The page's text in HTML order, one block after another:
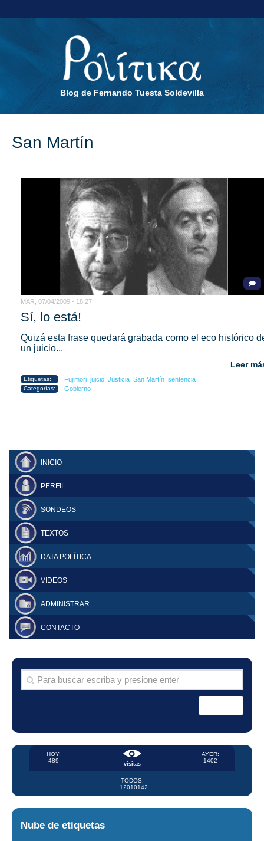
Blog de Fernando Tuesta Soldevilla
San Martín
MAR, 07/04/2009 - 18:27
Sí, lo está!
Quizá esta frase quedará grabada como el eco histórico
un juicio...
Leer
Etiquetas: Fujimori juicio Justicia San Martín sentencia
Categorías: Gobierno
INICIO
PERFIL
SONDEOS
TEXTOS
DATA POLÍTICA
VIDEOS
ADMINISTRAR
CONTACTO
visitas
HOY:
489
AYER:
1402
TODOS:
12010142
Nube de etiquetas